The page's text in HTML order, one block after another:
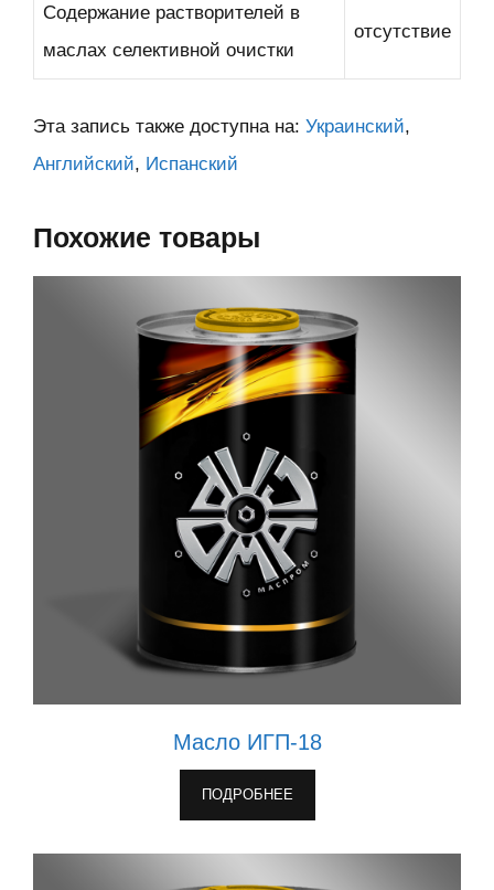
Содержание растворителей в
маслах селективной очистки
отсутствие
Эта запись также доступна на: Украинский
Английский
Испанский
Похожие товары
Масло ИГП-18
ПОДРОБНЕЕ